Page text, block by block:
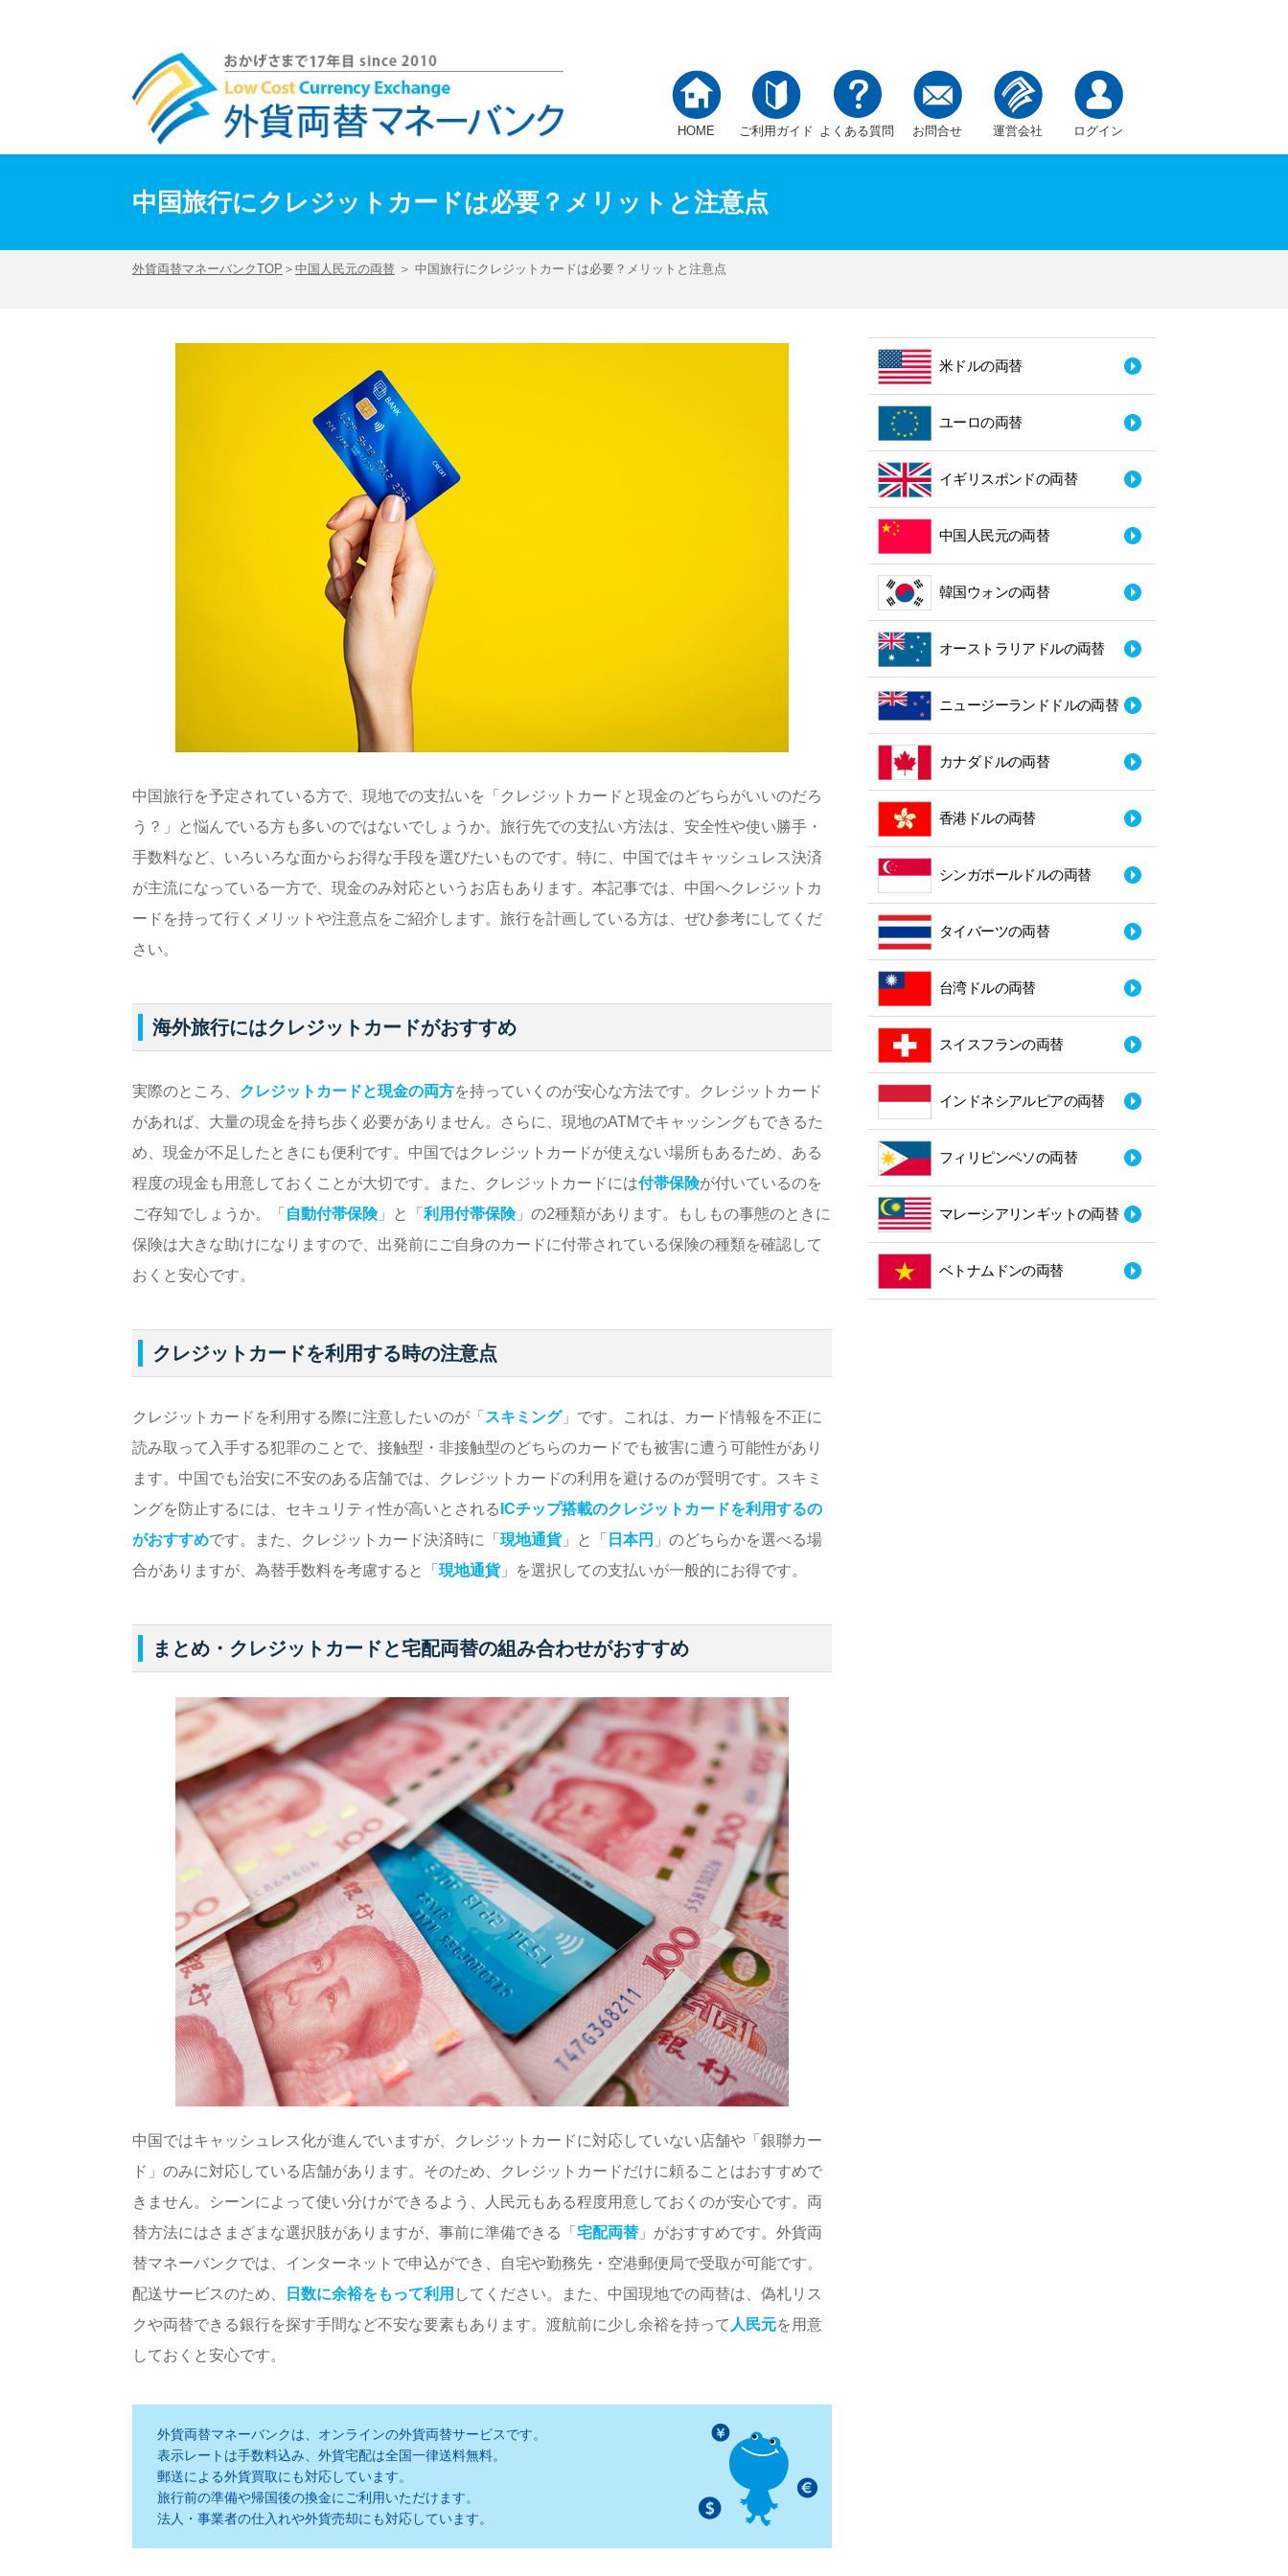
HOME ご利用ガイド よくある質問 お問合せ 運営会社 ログイン
中国旅行にクレジットカードは必要？メリットと注意点
外貨両替マネーバンクTOP ＞ 中国人民元の両替 ＞ 中国旅行にクレジットカードは必要？メリットと注意点
中国旅行を予定されている方で、現地での支払いを「クレジットカードと現金のどちらがいいのだろ
う？」と悩んでいる方も多いのではないでしょうか。旅行先での支払い方法は、安全性や使い勝手・
手数料など、いろいろな面からお得な手段を選びたいものです。特に、中国ではキャッシュレス決済
が主流になっている一方で、現金のみ対応というお店もあります。本記事では、中国へクレジットカ
ードを持って行くメリットや注意点をご紹介します。旅行を計画している方は、ぜひ参考にしてくだ
さい。
海外旅行にはクレジットカードがおすすめ
実際のところ、 クレジットカードと現金の両方を持っていくのが安心な方法です。クレジットカード
があれば、大量の現金を持ち歩く必要がありません。さらに、現地のATMでキャッシングもできるた
め、現金が不足したときにも便利です。中国ではクレジットカードが使えない場所もあるため、ある
程度の現金も用意しておくことが大切です。また、クレジットカードには付帯保険が付いているのを
ご存知でしょうか。「 自動付帯保険」と「 利用付帯保険」の2種類があります。もしもの事態のときに
保険は大きな助けになりますので、出発前にご自身のカードに付帯されている保険の種類を確認して
おくと安心です。
クレジットカードを利用する時の注意点
クレジットカードを利用する際に注意したいのが「 スキミング」です。これは、カード情報を不正に
読み取って入手する犯罪のことで、接触型・非接触型のどちらのカードでも被害に遭う可能性があり
ます。中国でも治安に不安のある店舗では、クレジットカードの利用を避けるのが賢明です。スキミ
ングを防止するには、セキュリティ性が高いとされる ICチップ搭載のクレジットカードを利用するの
がおすすめです。また、クレジットカード決済時に「 現地通貨」と「 日本円 」のどちらかを選べる場
合がありますが、為替手数料を考慮すると「 現地通貨」を選択しての支払いが一般的にお得です。
まとめ・クレジットカードと宅配両替の組み合わせがおすすめ
中国ではキャッシュレス化が進んでいますが、クレジットカードに対応していない店舗や「銀聯カー
ド」のみに対応している店舗があります。そのため、クレジットカードだけに頼ることはおすすめで
きません。シーンによって使い分けができるよう、人民元もある程度用意しておくのが安心です。両
替方法にはさまざまな選択肢がありますが、事前に準備できる「 宅配両替 」がおすすめです。外貨両
替マネーバンクでは、インターネットで申込ができ、自宅や勤務先・空港郵便局で受取が可能です。
配送サービスのため、
日数に余裕をもって利用 してください。また、中国現地での両替は、偽札リス
クや両替できる銀行を探す手間など不安な要素もあります。渡航前に少し余裕を持って 人民元を用意
しておくと安心です。
外貨両替マネーバンクは、オンラインの外貨両替サービスです。
表示レートは手数料込み、外貨宅配は全国一律送料無料。
郵送による外貨買取にも対応しています。
旅行前の準備や帰国後の換金にご利用いただけます。
法人・事業者の仕入れや外貨売却にも対応しています。
米ドルの両替
ユーロの両替
イギリスポンドの両替
中国人民元の両替
韓国ウォンの両替
オーストラリアドルの両替
ニュージーランドドルの両替
カナダドルの両替
香港ドルの両替
シンガポールドルの両替
タイバーツの両替
台湾ドルの両替
スイスフランの両替
インドネシアルピアの両替
フィリピンペソの両替
マレーシアリンギットの両替
ベトナムドンの両替